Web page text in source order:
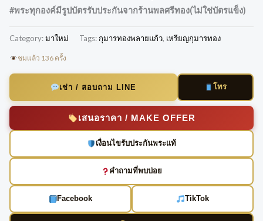
#พระทุกองค์มีรูปบัตรรับประกันจากร้านพลศรีทอง(ไม่ใช่บัตรแข็ง)
Category:มาใหม่ Tags: กุมารทองพลายแก้ว, เหรียญกุมารทอง
ชมแล้ว 136 ครั้ง
เช่า / สอบถาม LINE โทร
เสนอราคา / MAKE OFFER
เงื่อนไขรับประกันพระแท้
คำถามที่พบบ่อย
Facebook TikTok